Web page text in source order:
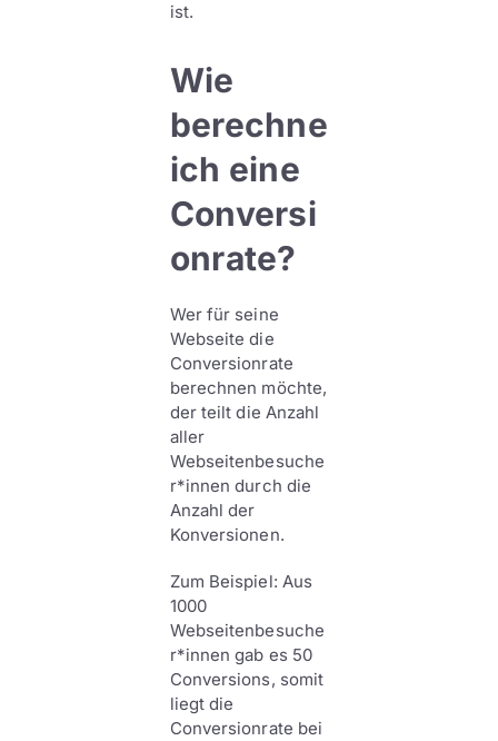
ist.
Wie
berechne
ich eine
Conversi
onrate?
Wer für seine
Webseite die
Conversionrate
berechnen möchte,
der teilt die Anzahl
aller
Webseitenbesuche
r*innen durch die
Anzahl der
Konversionen.
Zum Beispiel: Aus
1000
Webseitenbesuche
r*innen gab es 50
Conversions, somit
liegt die
Conversionrate bei